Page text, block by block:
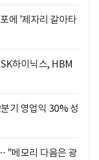
에 '제자리 갈아타
하이닉스, HBM
기 영업익 30% 성
"메모리 다음은 광